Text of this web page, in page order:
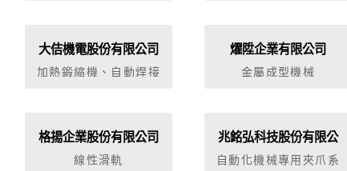
大佶機電股份有限公司
加熱鍛縮機、自動焊接
燿陞企業有限公司
金屬成型機械
格揚企業股份有限公司
線性滑軌
兆銘弘科技股份有限公
司
自動化機械專用夾爪系